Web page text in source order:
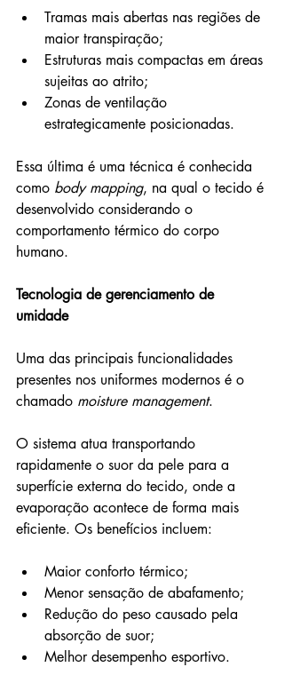
Tramas mais abertas nas regiões de
maior transpiração;
Estruturas mais compactas em áreas
sujeitas ao atrito;
Zonas de ventilação
estrategicamente posicionadas.
Essa última é uma técnica é conhecida
como body mapping, na qual o tecido é
desenvolvido considerando o
comportamento térmico do corpo
humano.
Tecnologia de gerenciamento de
umidade
Uma das principais funcionalidades
presentes nos uniformes modernos é o
chamado moisture management.
O sistema atua transportando
rapidamente o suor da pele para a
superfície externa do tecido, onde a
evaporação acontece de forma mais
eficiente. Os benefícios incluem:
Maior conforto térmico;
Menor sensação de abafamento;
Redução do peso causado pela
absorção de suor;
Melhor desempenho esportivo.